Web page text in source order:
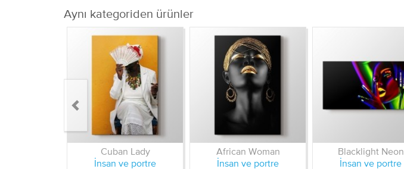
Aynı kategoriden ürünler
Cuban Lady
İnsan ve portre
African Woman
İnsan ve portre
Blacklight Neon
İnsan ve portre